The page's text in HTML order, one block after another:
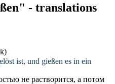
- translations
ist, und gießen es in ein
не растворится, а потом